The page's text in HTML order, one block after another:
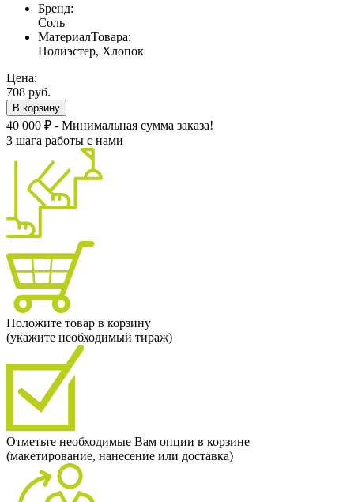
Бренд:
Соль
МатериалТовара:
Полиэстер, Хлопок
Цена:
708 руб.
В корзину
40 000 ₽ - Минимальная сумма заказа!
3 шага работы с нами
Положите товар в корзину
(укажите необходимый тираж)
Отметьте необходимые Вам опции в корзине
(макетирование, нанесение или доставка)